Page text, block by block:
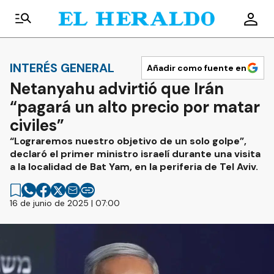
INTERÉS GENERAL Añadir como fuente en
Netanyahu advirtió que Irán
“pagará un alto precio por matar
civiles”
“Lograremos nuestro objetivo de un solo golpe”,
declaró el primer ministro israelí durante una visita
a la localidad de Bat Yam, en la periferia de Tel Aviv.
16 de junio de 2025 | 07:00